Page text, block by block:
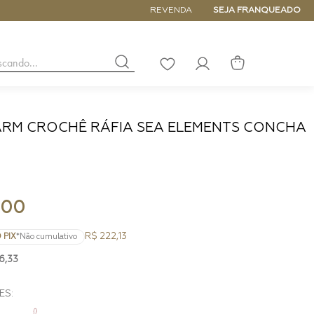
5% de DESCONTO NA PRIMEIRA
REVENDA SEJA FRANQUEADO
LISTA
DE
CROCHÊ RÁFIA SEA ELEMENTS CONCHA
00
PIX*Não cumulativo R$ 222,13
,33